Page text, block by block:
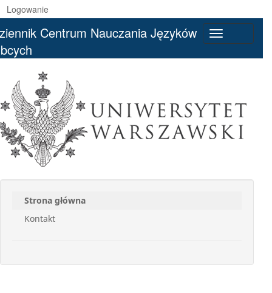
Logowanie
navigation
Centrum Nauczania Języków
Strona główna
Kontakt